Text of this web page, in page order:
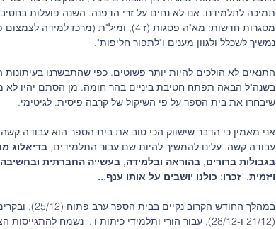
תמיכה לתלמידנו. אנו לא נחים על זרי הדפנה. השנה פועלות
מסגרות חדשות: מא"ה פסגות (ז'4), ומיל"ת (מרכז למידה לצמצום פערים).
נמשיך לשכלל ולגוון מענים ו"לתפור חליפות".
התנאים לא הולכים להיות יותר פשוטים. כפי שהתבשרנו בעיתונות
בשנה"ל הבאה תפתח חטיבת ביניים בהר חומה. מן הסתם יהיו לא
שיבחרו את בית הספר על פי השיקול של קרבה פיסית. לגיטימי.
אני מאמין כי הדבר שישווק הכי טוב את בית הספר הוא עבודה קשה
עבודה קשה. עלינו להמשיך להיות שם עבור התלמידים, בדיאלוג
בגבולות ברורים, בהוראה ובלמידה, בעשייה החברתית ובחשיבה
ויזמית.  זכרו: כולנו יושבים על אותו ענף...
במהלך החודש הקרוב נקיים בבית הספר ערב פתוח (25/12), ובקרים פתוחים
(21/12 ו-28/12), עבור הורי ותלמידי כיתות ו'.  נשמח להתגייסות הצוות